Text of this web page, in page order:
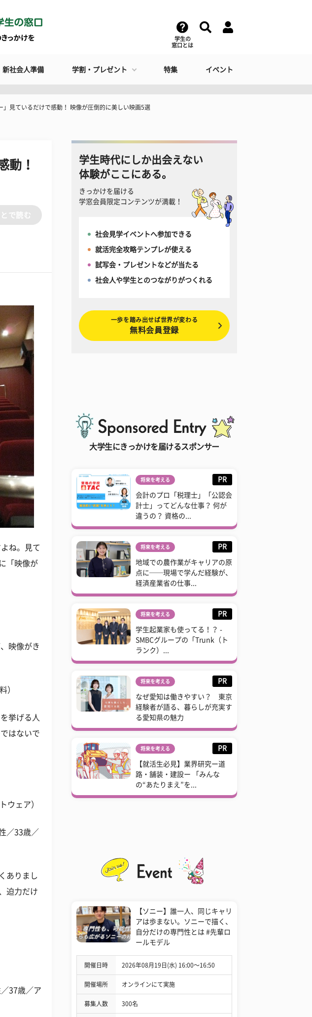
学生の
窓口とは
新社会人準備 学割・プレゼント 特集 イベント
」見ているだけで感動！ 映像が圧倒的に美しい映画5選
動！
で読む
ね。見て
「映像が
映像がき
）
挙げる人
はないで
ウェア）
／33歳／
ありまし
迫力だけ
37歳／ア
学生時代にしか出会えない
体験がここにある。
きっかけを届ける
学窓会員限定コンテンツが満載！
社会見学イベントへ参加できる
就活完全攻略テンプレが使える
試写会・プレゼントなどが当たる
社会人や学生とのつながりがつくれる
一歩を踏み出せば世界が変わる
無料会員登録
大学生にきっかけを届けるスポンサー
将来を考える PR
会計のプロ「税理士」「公認会
計士」ってどんな仕事？ 何が
違うの？ 資格の...
将来を考える PR
地域での農作業がキャリアの原
点に──現場で学んだ経験が、
経済産業省の仕事...
将来を考える PR
学生起業家も使ってる！？ -
SMBCグループの「Trunk（ト
ランク）...
将来を考える PR
なぜ愛知は働きやすい？ 東京
経験者が語る、暮らしが充実す
る愛知県の魅力
将来を考える PR
【就活生必見】業界研究ー道
路・舗装・建設ー 「みんな
の“あたりまえ”を...
【ソニー】誰一人、同じキャリ
アは歩まない。ソニーで描く、
自分だけの専門性とは #先輩ロ
ールモデル
開催日時 2026年08月19日(水) 16:00〜16:50
開催場所 オンラインにて実施
募集人数 300名